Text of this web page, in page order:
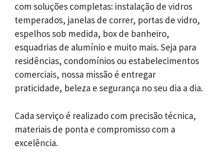
com soluções completas: instalação de vidros
temperados, janelas de correr, portas de vidro,
espelhos sob medida, box de banheiro,
esquadrias de alumínio e muito mais. Seja para
residências, condomínios ou estabelecimentos
comerciais, nossa missão é entregar
praticidade, beleza e segurança no seu dia a dia.
Cada serviço é realizado com precisão técnica,
materiais de ponta e compromisso com a
excelência.